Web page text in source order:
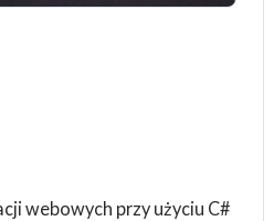
webowych przy użyciu C#